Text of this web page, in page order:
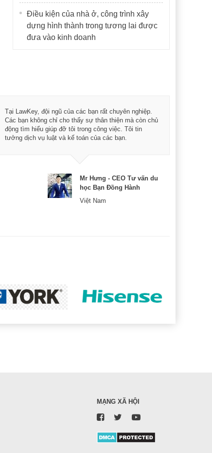
Điều kiện của nhà ở, công trình xây
dựng hình thành trong tương lai được
đưa vào kinh doanh
Tại LawKey, đội ngũ của các bạn rất chuyên nghiệp.
Các bạn không chỉ cho thấy sự thân thiện mà còn chủ
động tìm hiểu giúp đỡ tôi trong công việc. Tôi tin
tưởng dịch vụ luật và kế toán của các bạn.
Mr Hưng - CEO Tư vấn du
học Bạn Đồng Hành
Việt Nam
MẠNG XÃ HỘI